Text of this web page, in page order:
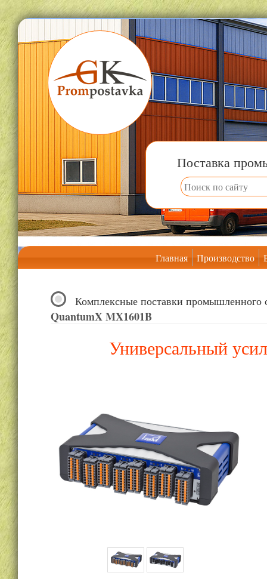
Поставка
Главная Производство
Комплексные поставки промышленного
QuantumX MX1601B
Универсальный